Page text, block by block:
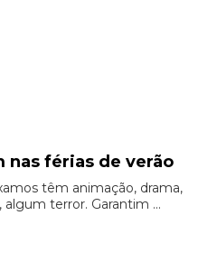
nas férias de verão
têm animação, drama,
terror. Garantim ...